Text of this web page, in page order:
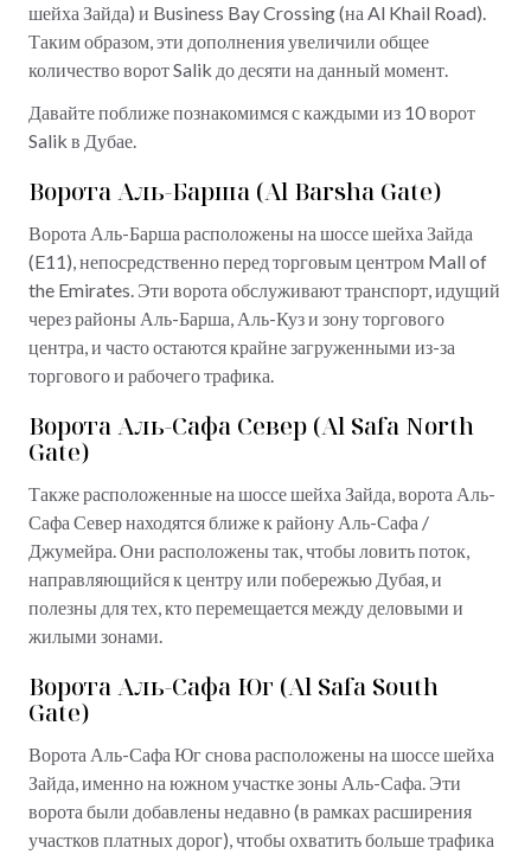
шейха Зайда) и Business Bay Crossing (на Al Khail Road).
Таким образом, эти дополнения увеличили общее
количество ворот Salik до десяти на данный момент.
Давайте поближе познакомимся с каждыми из 10 ворот
Salik в Дубае.
Ворота Аль-Барша (Al Barsha Gate)
Ворота Аль-Барша расположены на шоссе шейха Зайда
(E11), непосредственно перед торговым центром Mall of
the Emirates. Эти ворота обслуживают транспорт, идущий
через районы Аль-Барша, Аль-Куз и зону торгового
центра, и часто остаются крайне загруженными из-за
торгового и рабочего трафика.
Ворота Аль-Сафа Север (Al Safa North
Gate)
Также расположенные на шоссе шейха Зайда, ворота Аль-
Сафа Север находятся ближе к району Аль-Сафа /
Джумейра. Они расположены так, чтобы ловить поток,
направляющийся к центру или побережью Дубая, и
полезны для тех, кто перемещается между деловыми и
жилыми зонами.
Ворота Аль-Сафа Юг (Al Safa South
Gate)
Ворота Аль-Сафа Юг снова расположены на шоссе шейха
Зайда, именно на южном участке зоны Аль-Сафа. Эти
ворота были добавлены недавно (в рамках расширения
участков платных дорог), чтобы охватить больше трафика